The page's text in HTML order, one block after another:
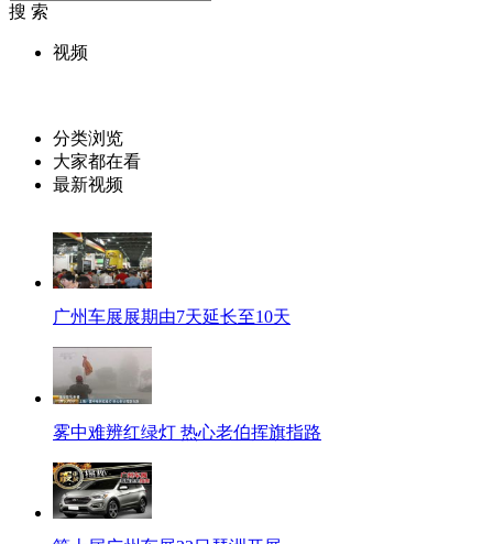
搜 索
视频
分类浏览
大家都在看
最新视频
广州车展展期由7天延长至10天
雾中难辨红绿灯 热心老伯挥旗指路